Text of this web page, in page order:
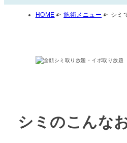
HOME > 施術メニュー > シミ
シミのこんな